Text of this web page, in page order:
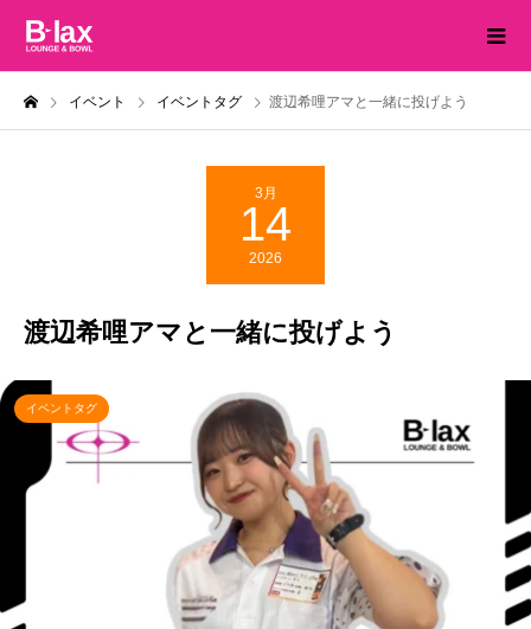
イベント イベントタグ 渡辺希哩アマと一緒に投げよう
3月
14
2026
渡辺希哩アマと一緒に投げよう
イベントタグ